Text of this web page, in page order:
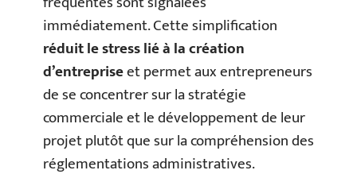
immédiatement. Cette simplification
réduit le stress lié à la création
d’entrepriseet permet aux entrepreneurs
de se concentrer sur la stratégie
commerciale et le développement de leur
projet plutôt que sur la compréhension des
réglementations administratives.